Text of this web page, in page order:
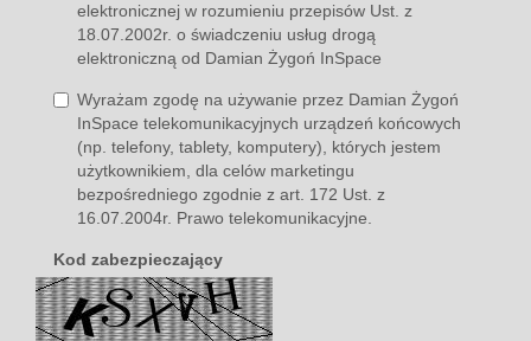
elektronicznej w rozumieniu przepisów Ust. z
18.07.2002r. o świadczeniu usług drogą
elektroniczną od Damian Żygoń InSpace
Wyrażam zgodę na używanie przez Damian Żygoń
InSpace telekomunikacyjnych urządzeń końcowych
(np. telefony, tablety, komputery), których jestem
użytkownikiem, dla celów marketingu
bezpośredniego zgodnie z art. 172 Ust. z
16.07.2004r. Prawo telekomunikacyjne.
Kod zabezpieczający